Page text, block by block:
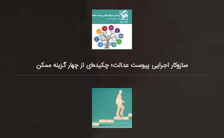
سازوکار اجرایی پیوست عدالت؛ چکیده‌ای از چهار گزینه ممکن